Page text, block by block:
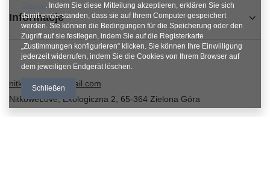
Informacje
nitkowelove@gmail.com
NitkoweLove
Ekologiczna 2 65-364 Zielona Góra
. Indem Sie diese Mitteilung akzeptieren, erklären Sie sich
damit einverstanden, dass sie auf Ihrem Computer gespeichert
werden. Sie können die Bedingungen für die Speicherung oder den
Zugriff auf sie festlegen, indem Sie auf die Registerkarte
„Zustimmungen konfigurieren“ klicken. Sie können Ihre Einwilligung
jederzeit widerrufen, indem Sie die Cookies von Ihrem Browser auf
dem jeweiligen Endgerät löschen.
Schließen